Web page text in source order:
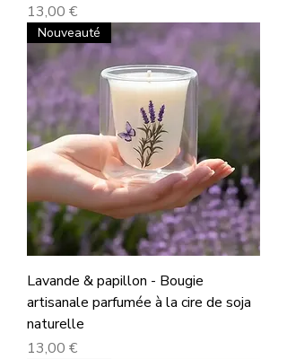
Prix
13,00 €
Nouveauté
Lavande & papillon - Bougie
artisanale parfumée à la cire de soja
naturelle
Prix
13,00 €